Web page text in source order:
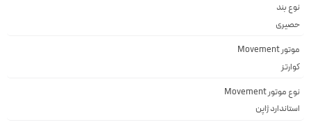
نوع بند
حصیری
موتور Movement
کوارتز
نوع موتور Movement
استاندارد ژاپن